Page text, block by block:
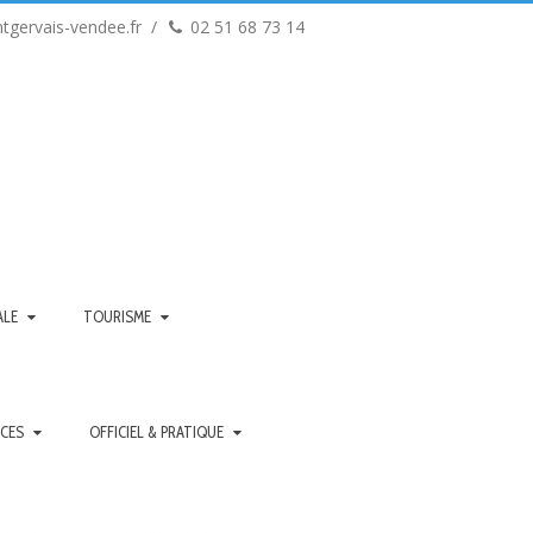
vendee.fr 02 51 68 73 14
TOURISME
OFFICIEL & PRATIQUE